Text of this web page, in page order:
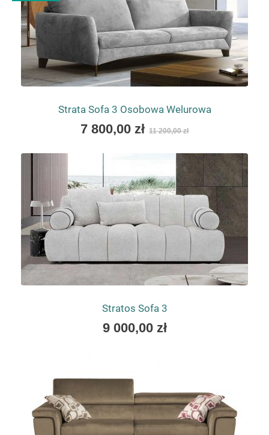
Strata Sofa 3 Osobowa Welurowa
As
7 800,00 zł 11 200,00 zł
Stratos Sofa 3
As
9 000,00 zł